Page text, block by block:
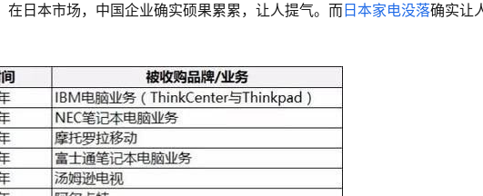
日本市场，中国企业确实硕果累累，让人提气。而 日本家电没落确实让